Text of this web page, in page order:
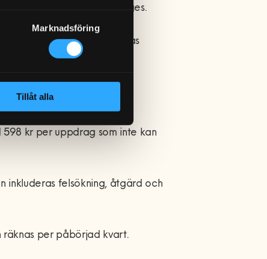
Marknadsföring
Tillåt alla
moms om annat ej anges.
återges på Hemfixarnas
kr per uppdrag som inte kan
inkluderas felsökning, åtgärd och
räknas per påbörjad kvart.